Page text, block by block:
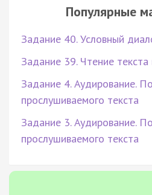
Популярные
Задание 40. Условный
Задание 39. Чтение текста
Задание 4. Аудирование.
прослушиваемого текста
Задание 3. Аудирование.
прослушиваемого текста